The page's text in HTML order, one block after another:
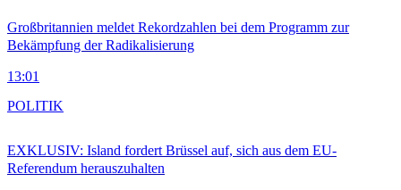
Großbritannien meldet Rekordzahlen bei dem Programm zur
Bekämpfung der Radikalisierung
13:01
EXKLUSIV: Island fordert Brüssel auf, sich aus dem EU-
Referendum herauszuhalten
POLITIK